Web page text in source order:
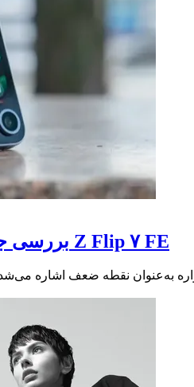
بررسی جامع باتری سامسونگ گلکسی Z Flip ۷ FE